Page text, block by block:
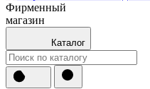
Фирменный
магазин
Каталог